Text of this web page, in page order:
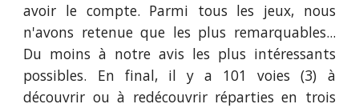
avoir le compte. Parmi tous les jeux, nous
n'avons retenue que les plus remarquables...
Du moins à notre avis les plus intéressants
possibles. En final, il y a 101 voies (3) à
découvrir ou à redécouvrir réparties en trois